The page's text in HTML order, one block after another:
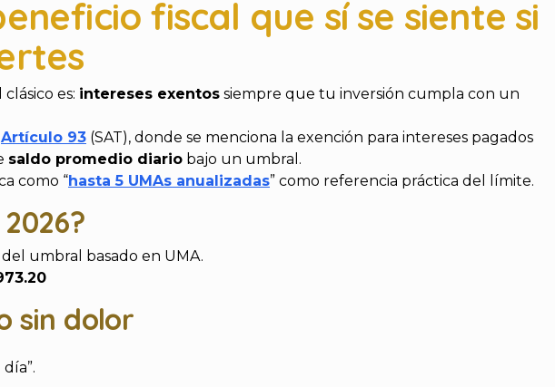
fiscal que sí se siente si
es: intereses exentos siempre que tu inversión cumpla con un
Artículo 93 (SAT), donde se menciona la exención para intereses pagados
saldo promedio diario bajo un umbral.
como “hasta 5 UMAs anualizadas” como referencia práctica del límite.
umbral basado en UMA.
sin dolor